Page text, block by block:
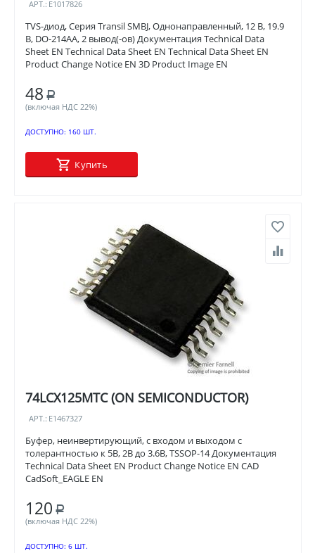
АРТ.: E1017826
TVS-диод, Серия Transil SMBJ, Однонаправленный, 12 В, 19.9
В, DO-214AA, 2 вывод(-ов) Документация Technical Data
Sheet EN Technical Data Sheet EN Technical Data Sheet EN
Product Change Notice EN 3D Product Image EN
48 Р
(включая НДС 22%)
ДОСТУПНО: 160 ШТ.
Купить
74LCX125MTC (ON SEMICONDUCTOR)
АРТ.: E1467327
Буфер, неинвертирующий, с входом и выходом с
толерантностью к 5В, 2В до 3.6В, TSSOP-14 Документация
Technical Data Sheet EN Product Change Notice EN CAD
CadSoft_EAGLE EN
120 Р
(включая НДС 22%)
ДОСТУПНО: 6 ШТ.